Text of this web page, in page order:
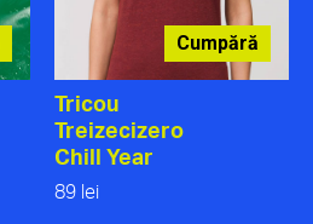
Cumpără
Tricou
Treizecizero
Chill Year
89 lei